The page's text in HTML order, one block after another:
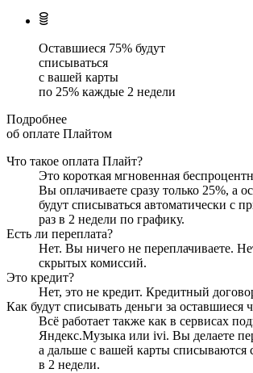
Оставшиеся 75% будут
списываться
с вашей карты
по 25% каждые 2 недели
Подробнее
об оплате Плайтом
Что такое оплата Плайт?
Это короткая мгновенная
Вы оплачиваете сразу только 25%, а
будут списываться автоматически с
раз в 2 недели по графику.
Есть ли переплата?
Нет. Вы ничего не переплачиваете.
скрытых комиссий.
Это кредит?
Нет, это не кредит. Кредитный
Как будут списывать деньги за оставшиеся
Всё работает также как в сервисах
Яндекс.Музыка или ivi. Вы делаете
а дальше с вашей карты списываются
в 2 недели.